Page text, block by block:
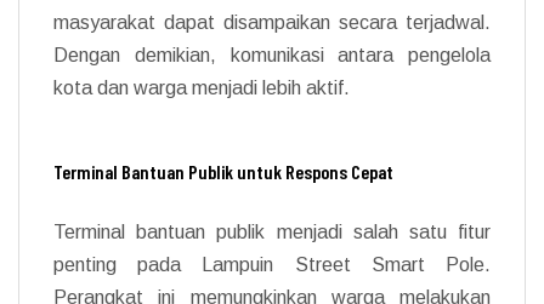
masyarakat dapat disampaikan secara terjadwal.
Dengan demikian, komunikasi antara pengelola
kota dan warga menjadi lebih aktif.
Terminal Bantuan Publik untuk Respons Cepat
Terminal bantuan publik menjadi salah satu fitur
penting pada Lampuin Street Smart Pole.
Perangkat ini memungkinkan warga melakukan